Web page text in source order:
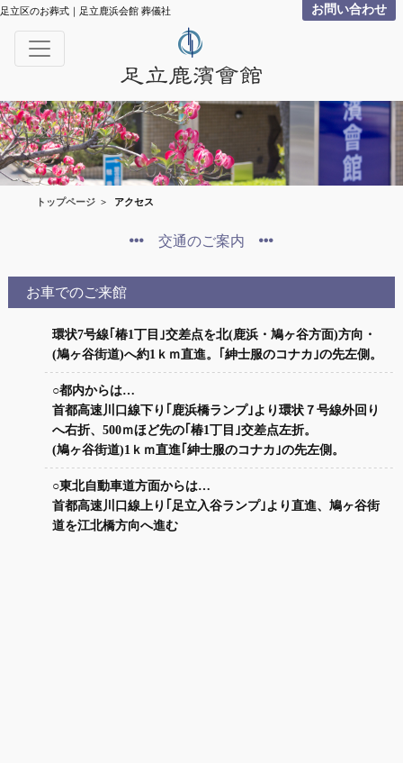
足立区のお葬式｜足立鹿浜会館 葬儀社 お問い合わせ
トップページ > アクセス
交通のご案内
お車でのご来館
環状7号線｢椿1丁目｣交差点を北(鹿浜・鳩ヶ谷方面)方向・
(鳩ヶ谷街道)へ約1ｋｍ直進。｢紳士服のコナカ｣の先左側。
○都内からは…
首都高速川口線下り｢鹿浜橋ランプ｣より環状７号線外回り
へ右折、500ｍほど先の｢椿1丁目｣交差点左折。
(鳩ヶ谷街道)1ｋｍ直進｢紳士服のコナカ｣の先左側。
○東北自動車道方面からは…
首都高速川口線上り｢足立入谷ランプ｣より直進、鳩ヶ谷街
道を江北橋方向へ進む